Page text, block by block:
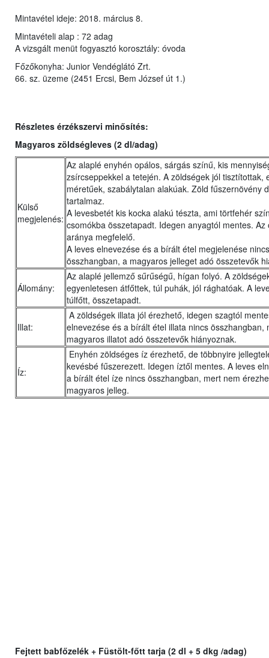
Mintavétel ideje: 2018. március 8.
Mintavételi alap : 72 adag
A vizsgált menüt fogyasztó korosztály: óvoda
Főzőkonyha: Junior Vendéglátó Zrt.
66. sz. üzeme (2451 Ercsi, Bem József út 1.)
Részletes érzékszervi minősítés:
Magyaros zöldségleves (2 dl/adag)
Külső
megjelenés:
Az alaplé enyhén opálos, sárgás színű, kis
zsírcseppekkel a tetején. A zöldségek jól tisztítottak,
méretűek, szabálytalan alakúak. Zöld fűszernövény
tartalmaz.
A levesbetét kis kocka alakú tészta, ami törtfehér
csomókba összetapadt. Idegen anyagtól mentes. Az
aránya megfelelő.
A leves elnevezése és a bírált étel megjelenése nincs
összhangban, a magyaros jelleget adó összetevők
Állomány:
Az alaplé jellemző sűrűségű, hígan folyó. A
egyenletesen átfőttek, túl puhák, jól rághatóak. A
túlfőtt, összetapadt.
Illat:
A zöldségek illata jól érezhető, idegen szagtól
elnevezése és a bírált étel illata nincs összhangban,
magyaros illatot adó összetevők hiányoznak.
Íz:
Enyhén zöldséges íz érezhető, de többnyire
kevésbé fűszerezett. Idegen íztől mentes. A leves
a bírált étel íze nincs összhangban, mert nem
magyaros jelleg.
Fejtett babfőzelék + Füstölt-főtt tarja (2 dl + 5 dkg /adag)